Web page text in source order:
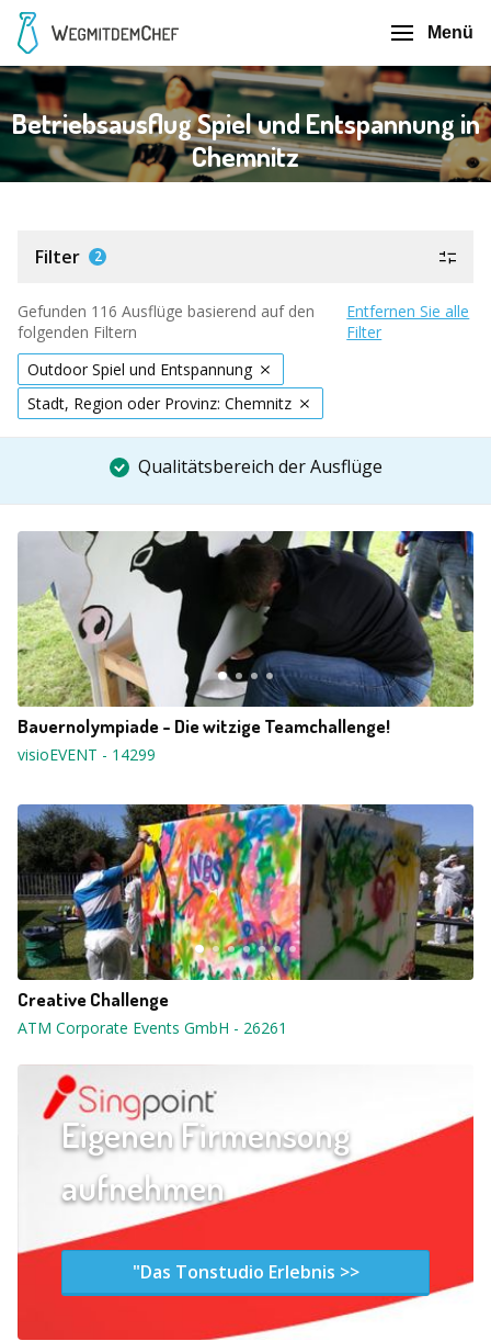
Menü
Betriebsausflug Spiel und Entspannung in
Chemnitz
Filter 2
Gefunden 116 Ausflüge basierend auf den
folgenden Filtern
Entfernen Sie alle
Filter
Outdoor Spiel und Entspannung
Stadt, Region oder Provinz: Chemnitz
Qualitätsbereich der Ausflüge
Bauernolympiade - Die witzige Teamchallenge!
visioEVENT - 14299
Creative Challenge
ATM Corporate Events GmbH - 26261
Eigenen Firmensong
aufnehmen
"Das Tonstudio Erlebnis >>